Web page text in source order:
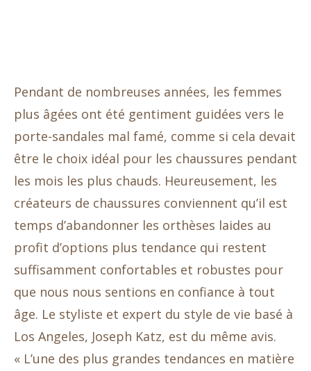
Pendant de nombreuses années, les femmes
plus âgées ont été gentiment guidées vers le
porte-sandales mal famé, comme si cela devait
être le choix idéal pour les chaussures pendant
les mois les plus chauds. Heureusement, les
créateurs de chaussures conviennent qu’il est
temps d’abandonner les orthèses laides au
profit d’options plus tendance qui restent
suffisamment confortables et robustes pour
que nous nous sentions en confiance à tout
âge. Le styliste et expert du style de vie basé à
Los Angeles, Joseph Katz, est du même avis.
« L’une des plus grandes tendances en matière